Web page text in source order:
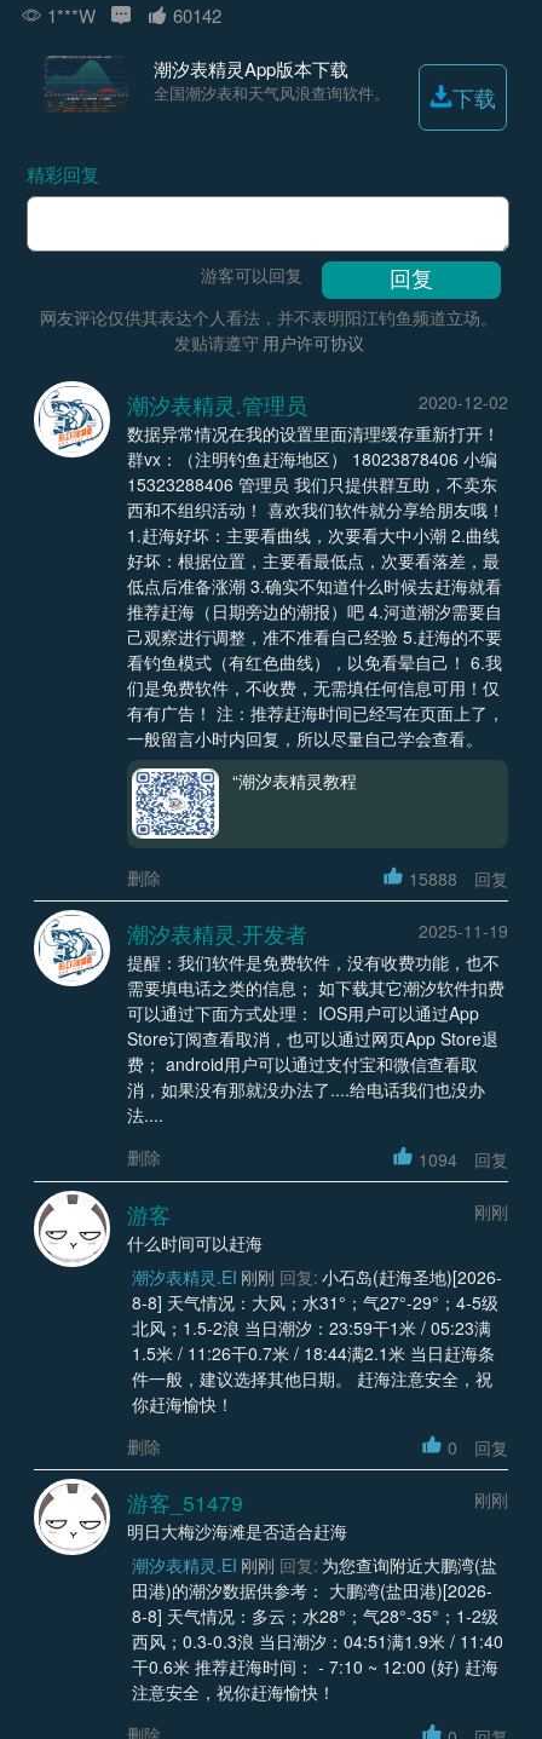
1***W 60142
潮汐表精灵App版本下载
全国潮汐表和天气风浪查询软件。 下载
精彩回复
游客可以回复
网友评论仅供其表达个人看法，并不表明阳江钓鱼频道立场。
发贴请遵守 用户许可协议
潮汐表精灵.管理员
2020-12-02
数据异常情况在我的设置里面清理缓存重新打开！
群vx：（注明钓鱼赶海地区） 18023878406 小编
15323288406 管理员 我们只提供群互助，不卖东
西和不组织活动！ 喜欢我们软件就分享给朋友哦！
1.赶海好坏：主要看曲线，次要看大中小潮 2.曲线
好坏：根据位置，主要看最低点，次要看落差，最
低点后准备涨潮 3.确实不知道什么时候去赶海就看
推荐赶海（日期旁边的潮报）吧 4.河道潮汐需要自
己观察进行调整，准不准看自己经验 5.赶海的不要
看钓鱼模式（有红色曲线），以免看晕自己！ 6.我
们是免费软件，不收费，无需填任何信息可用！仅
有有广告！ 注：推荐赶海时间已经写在页面上了，
一般留言小时内回复，所以尽量自己学会查看。
“潮汐表精灵教程
删除 15888 回复
潮汐表精灵.开发者
2025-11-19
提醒：我们软件是免费软件，没有收费功能，也不
需要填电话之类的信息； 如下载其它潮汐软件扣费
可以通过下面方式处理： IOS用户可以通过App
Store订阅查看取消，也可以通过网页App Store退
费； android用户可以通过支付宝和微信查看取
消，如果没有那就没办法了....给电话我们也没办
法....
删除
1094 回复
游客
刚刚
什么时间可以赶海
潮汐表精灵.EI 刚刚 回复: 小石岛(赶海圣地)[2026-
8-8] 天气情况：大风；水31°；气27°-29°；4-5级
北风；1.5-2浪 当日潮汐：23:59干1米 / 05:23满
1.5米 / 11:26干0.7米 / 18:44满2.1米 当日赶海条
件一般，建议选择其他日期。 赶海注意安全，祝
你赶海愉快！
删除
0 回复
游客_51479
刚刚
明日大梅沙海滩是否适合赶海
潮汐表精灵.EI 刚刚 回复: 为您查询附近大鹏湾(盐
田港)的潮汐数据供参考： 大鹏湾(盐田港)[2026-
8-8] 天气情况：多云；水28°；气28°-35°；1-2级
西风；0.3-0.3浪 当日潮汐：04:51满1.9米 / 11:40
干0.6米 推荐赶海时间： - 7:10 ~ 12:00 (好) 赶海
注意安全，祝你赶海愉快！